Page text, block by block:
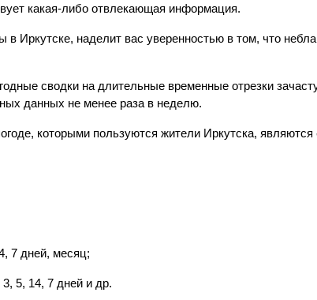
какая-либо отвлекающая информация.
Иркутске, наделит вас уверенностью в том, что
сводки на длительные временные отрезки
данных не менее раза в неделю.
которыми пользуются жители Иркутска,
7 дней, месяц;
5, 14, 7 дней и др.